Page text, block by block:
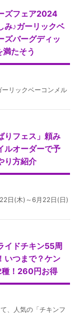
ズフェア2024
み♪ガーリックベ
ズバーグディッ
たそう
リックベーコンメル
りフェス」頼み
ルオーダーで予
り方紹介
日(木)～6月22日(日)
イドチキン55周
いつまで？ケン
種！260円お得
、人気の「チキンフ